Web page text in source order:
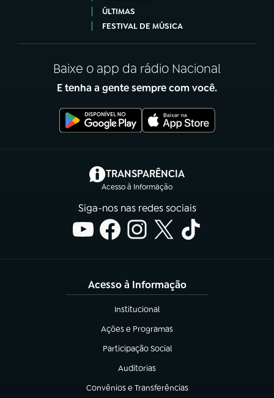
ÚLTIMAS
FESTIVAL DE MÚSICA
Baixe o app da rádio Nacional
E tenha a gente sempre com você.
TRANSPARÊNCIA
Acesso à Informação
(abre em nova aba)
Siga-nos nas redes sociais
Acesso à Informação
Institucional
(abre em nova aba)
Ações e Programas
(abre em nova aba)
Participação Social
(abre em nova aba)
Auditorias
(abre em nova aba)
Convênios e Transferências
(abre em nova aba)